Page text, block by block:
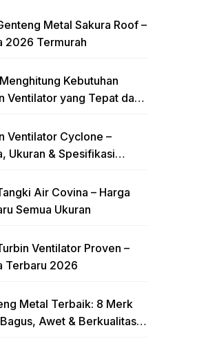
Metal Sakura Roof –
2026 Termurah
Kebutuhan
Ventilator yang Tepat dan
Ventilator Cyclone –
Ukuran & Spesifikasi
Air Covina – Harga
Semua Ukuran
Ventilator Proven –
Terbaru 2026
Metal Terbaik: 8 Merk
Awet & Berkualitas